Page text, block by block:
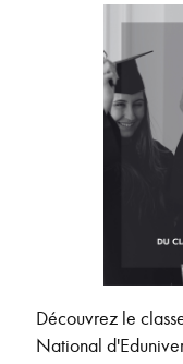
Découvrez le
National